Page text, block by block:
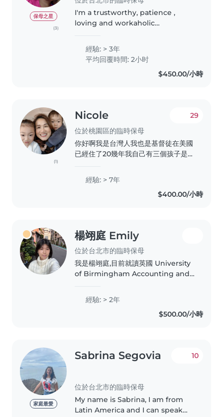
保母之星
(3)
I'm a trustworthy, patience ,
loving and workaholic
task and can do multi tasking
(Nanny/househelp). I always love
what I'm doing, especially
經驗: > 3年
平均回覆時間: 2小时
$450.00/小時
(1)
Nicole
位於桃園區的臨時保母
29
你好啊我是台灣人我也是基督徒在美國
已經住了20幾年我自己有三個孩子是自
托兒對於新生baby還有這個產後孕婦
的看顧有經驗曾經也做過月嫂 也帶過
很有經驗希望能夠到不同的國家不同的
地區做全天的看顧..
經驗: > 7年
$400.00/小時
楊翊庭 Emily
位於台北市的臨時保母
我是楊翊庭,目前就讀英國 University
of Birmingham Accounting and
學,具備扎實的英文基礎,並擁有 GEPT
中高級、多益金色證書。 我的個性細
心、有耐心、責任感強,屬於鼓勵式陪伴
建立自信。..
經驗: > 2年
$500.00/小時
家庭最愛
Sabrina Segovia
位於台北市的臨時保母
10
My name is Sabrina, I am from
Latin America and I can speak